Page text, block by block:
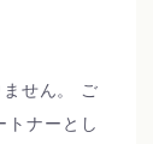
せん。 ご
トナーとし